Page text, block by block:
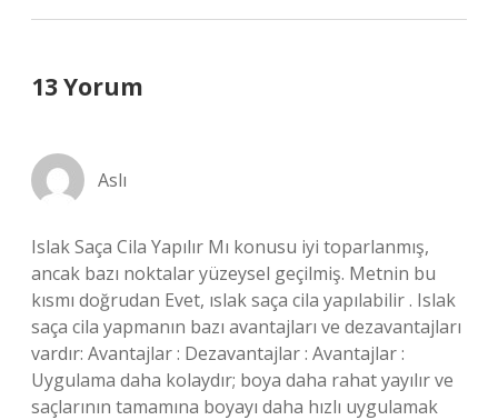
13 Yorum
Aslı
Islak Saça Cila Yapılır Mı konusu iyi toparlanmış,
ancak bazı noktalar yüzeysel geçilmiş. Metnin bu
kısmı doğrudan Evet, ıslak saça cila yapılabilir . Islak
saça cila yapmanın bazı avantajları ve dezavantajları
vardır: Avantajlar : Dezavantajlar : Avantajlar :
Uygulama daha kolaydır; boya daha rahat yayılır ve
saçlarının tamamına boyayı daha hızlı uygulamak